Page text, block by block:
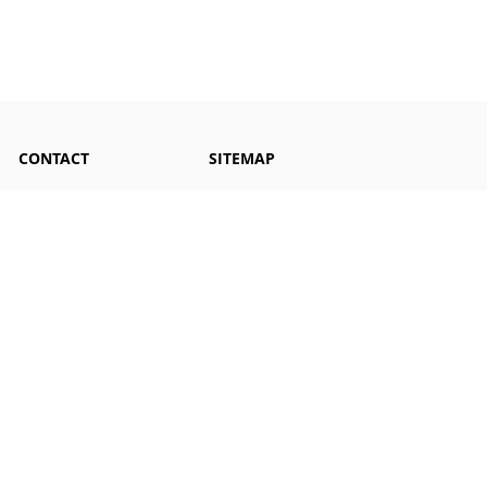
CONTACT SITEMAP